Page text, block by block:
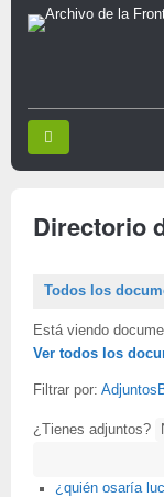
Directorio
Todos los
Está viendo
Ver todos los
Filtrar por: Adjuntos
¿Tienes adjuntos?
¿quién osaría